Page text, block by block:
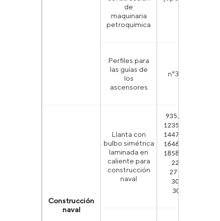
de
maquinaria
petroquímica
Perfiles para
las guías de
los
ascensores
n°3, n°3а
Construcción
naval
Llanta con
bulbo simétrica
laminada en
caliente para
construcción
naval
935, 1035,
1235, 1446,
1447, 1455,
1646, 1658,
1858, 2068,
22610,
271010,
30810,
30812